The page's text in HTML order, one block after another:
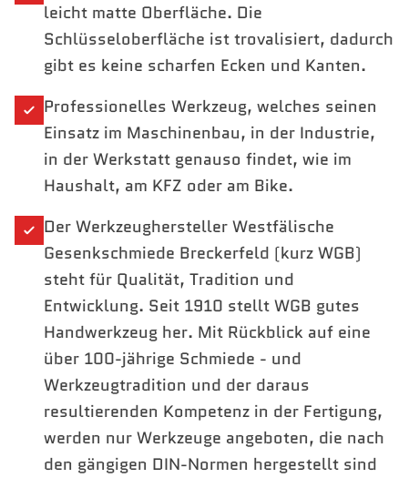
leicht matte Oberfläche. Die
Schlüsseloberfläche ist trovalisiert, dadurch
gibt es keine scharfen Ecken und Kanten.
Professionelles Werkzeug, welches seinen
Einsatz im Maschinenbau, in der Industrie,
in der Werkstatt genauso findet, wie im
Haushalt, am KFZ oder am Bike.
Der Werkzeughersteller Westfälische
Gesenkschmiede Breckerfeld (kurz WGB)
steht für Qualität, Tradition und
Entwicklung. Seit 1910 stellt WGB gutes
Handwerkzeug her. Mit Rückblick auf eine
über 100-jährige Schmiede - und
Werkzeugtradition und der daraus
resultierenden Kompetenz in der Fertigung,
werden nur Werkzeuge angeboten, die nach
den gängigen DIN-Normen hergestellt sind